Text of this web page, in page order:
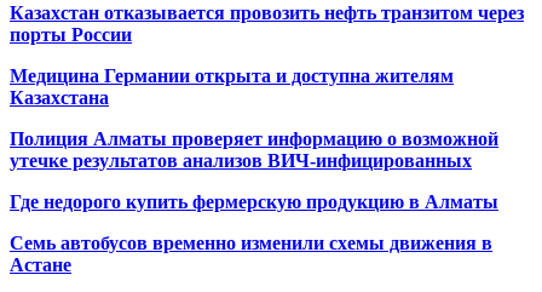
Казахстан отказывается провозить нефть транзитом через
порты России
Медицина Германии открыта и доступна жителям
Казахстана
Полиция Алматы проверяет информацию о возможной
утечке результатов анализов ВИЧ-инфицированных
Где недорого купить фермерскую продукцию в Алматы
Семь автобусов временно изменили схемы движения в
Астане